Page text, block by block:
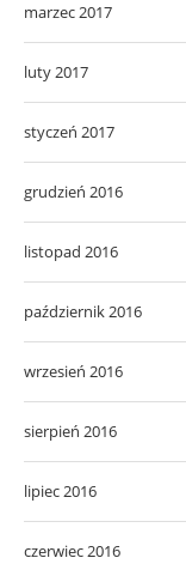
marzec 2017
luty 2017
styczeń 2017
grudzień 2016
listopad 2016
październik 2016
wrzesień 2016
sierpień 2016
lipiec 2016
czerwiec 2016